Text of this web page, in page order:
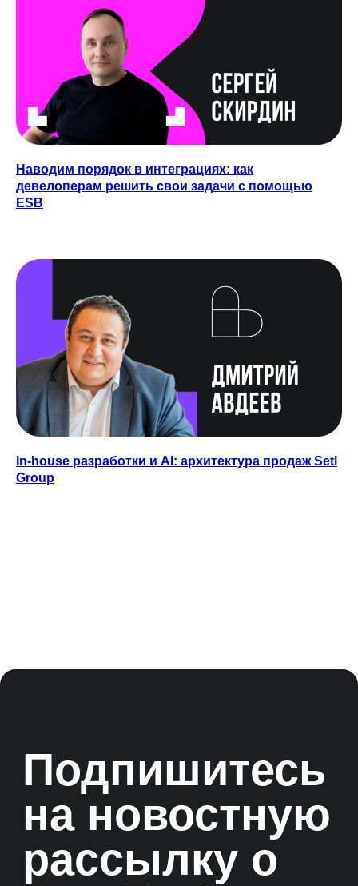
Наводим порядок в интеграциях: как
девелоперам решить свои задачи с помощью
ESB
In-house разработки и AI: архитектура продаж Setl
Group